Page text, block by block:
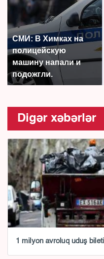
СМИ: В Химках на
полицейскую
машину напали и
подожгли.
Digər xəbərlər
1 milyon avroluq uduş bileti